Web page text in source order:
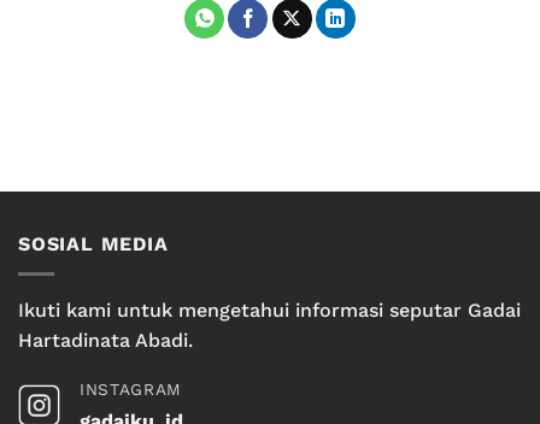
SOSIAL MEDIA
Ikuti kami untuk mengetahui informasi seputar Gadai
Hartadinata Abadi.
INSTAGRAM